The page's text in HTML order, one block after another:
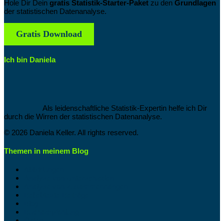
Hole Dir Dein gratis Statistik-Starter-Paket zu den Grundlagen
der statistischen Datenanalyse.
Gratis Download
Ich bin Daniela
Als leidenschaftliche Statistik-Expertin helfe ich Dir
durch die Wirren der statistischen Datenanalyse.
© 2026 Daniela Keller. All rights reserved.
Themen in meinem Blog